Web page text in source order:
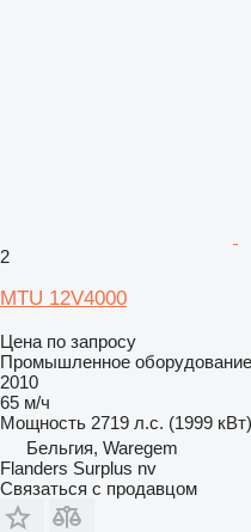
2
MTU 12V4000
Цена по запросу
Промышленное
2010
65 м/ч
Мощность 2719 л.с. (1999 кВт)
Бельгия, Waregem
Flanders Surplus nv
Связаться с продавцом